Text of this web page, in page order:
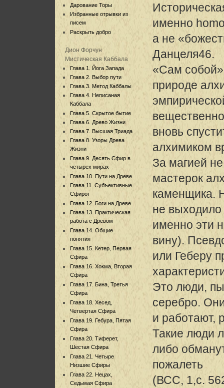
Дарование Торы
Избранные отрывки из
писем
Раскрыть добро
Дион Форчун
Мистическая Каббала
Глава 1. Йога Запада
Глава 2. Выбор пути
Глава 3. Метод Каббалы
Глава 4. Неписаная
Каббала
Глава 5. Скрытое бытие
Глава 6. Древо Жизни
Глава 7. Высшая Триада
Глава 8. Узоры Древа
Жизни
Глава 9. Десять Сфир в
четырех мирах
Глава 10. Пути на Древе
Глава 11. Субъективные
Сфирот
Глава 12. Боги на Древе
Глава 13. Практическая
работа с Древом
Глава 14. Общие
понятия
Глава 15. Кетер, Первая
Сфира
Глава 16. Хокма, Вторая
Сфира
Глава 17. Бина, Третья
Сфира
Глава 18. Хесед,
Четвертая Сфира
Глава 19. Гебура, Пятая
Сфира
Глава 20. Тиферет,
Шестая Сфира
Глава 21. Четыре
Низшие Сфиры
Глава 22. Нецах,
Седьмая Сфира
именно
а не
Данцеля46.
«Сам
природе
вновь
алхимиком
За магией
мастерок
каменщика.
не выходило
именно эти
вину).
или Геберу
Это люди,
серебро.
и работают,
Такие люди
либо
пожалеть
(ВСС, 1,с.